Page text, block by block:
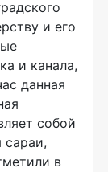
и его
и канала,
данная
собой
в